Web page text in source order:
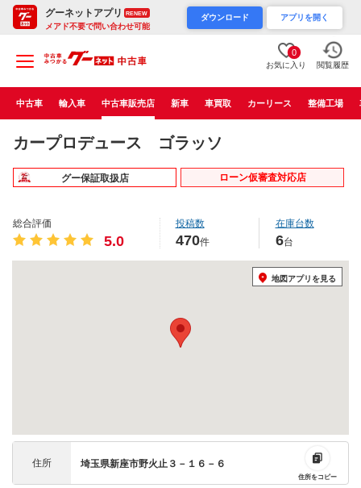
グーネットアプリ RENEW
メアド不要で問い合わせ可能
ダウンロード アプリを開く
0
お気に入り 閲覧履歴
中古車 輸入車 中古車販売店 新車 車買取 カーリース 整備工場
カープロデュース ゴラッソ
グー保証取扱店 ローン仮審査対応店
総合評価
5.0
投稿数
470件
在庫台数
6台
地図アプリを見る
住所 埼玉県新座市野火止３－１６－６
住所をコピー